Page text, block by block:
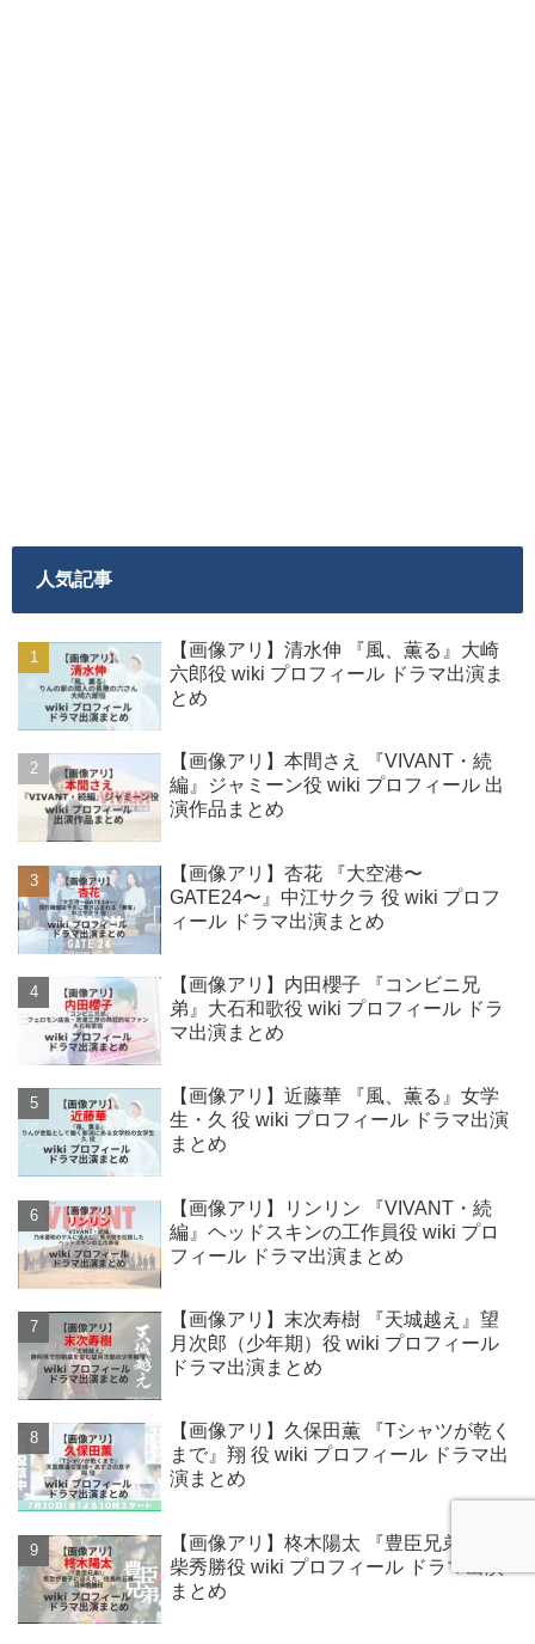
人気記事
【画像アリ】清水伸 『風、薫る』大崎
六郎役 wiki プロフィール ドラマ出演ま
とめ
【画像アリ】本間さえ 『VIVANT・続
編』ジャミーン役 wiki プロフィール 出
演作品まとめ
【画像アリ】杏花 『大空港〜
GATE24〜』中江サクラ 役 wiki プロフ
ィール ドラマ出演まとめ
【画像アリ】内田櫻子 『コンビニ兄
弟』大石和歌役 wiki プロフィール ドラ
マ出演まとめ
【画像アリ】近藤華 『風、薫る』女学
生・久 役 wiki プロフィール ドラマ出演
まとめ
【画像アリ】リンリン 『VIVANT・続
編』ヘッドスキンの工作員役 wiki プロ
フィール ドラマ出演まとめ
【画像アリ】末次寿樹 『天城越え』望
月次郎（少年期）役 wiki プロフィール
ドラマ出演まとめ
【画像アリ】久保田薫 『Tシャツが乾く
まで』翔 役 wiki プロフィール ドラマ出
演まとめ
【画像アリ】柊木陽太 『豊臣兄弟!』羽
柴秀勝役 wiki プロフィール ドラマ出演
まとめ